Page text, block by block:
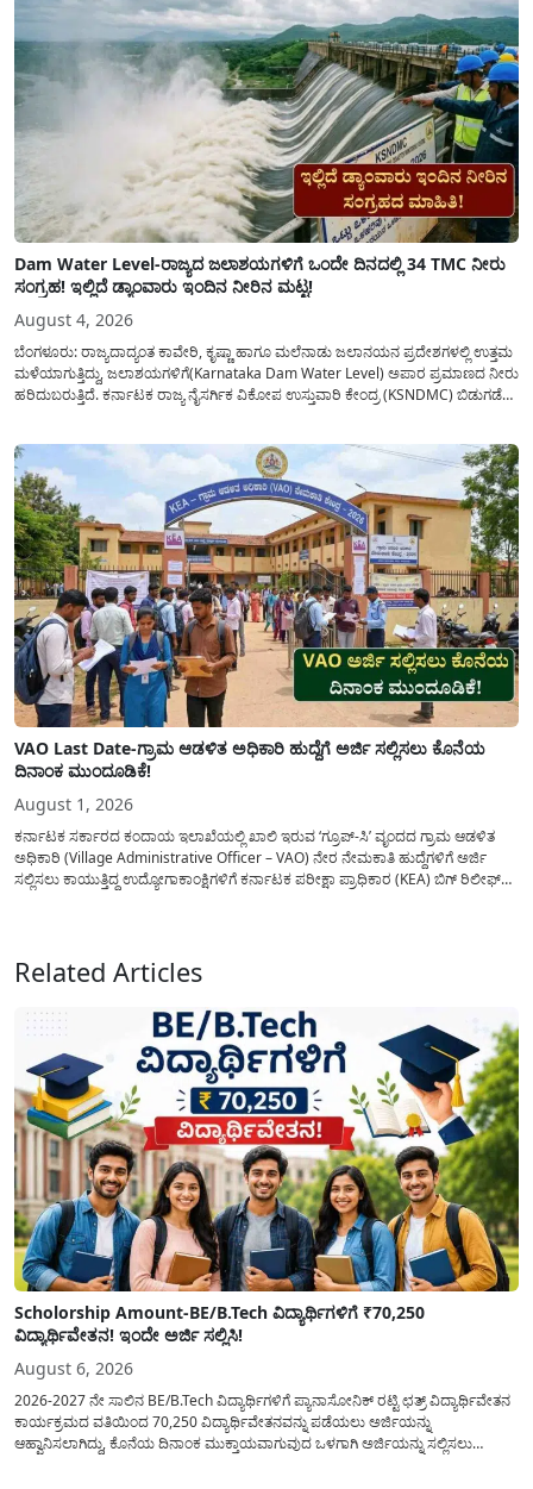
Dam Water Level-ರಾಜ್ಯದ ಜಲಾಶಯಗಳಿಗೆ ಒಂದೇ ದಿನದಲ್ಲಿ 34 TMC ನೀರು
ಸಂಗ್ರಹ! ಇಲ್ಲಿದೆ ಡ್ಯಾಂವಾರು ಇಂದಿನ ನೀರಿನ ಮಟ್ಟ!
August 4, 2026
ಬೆಂಗಳೂರು: ರಾಜ್ಯದಾದ್ಯಂತ ಕಾವೇರಿ, ಕೃಷ್ಣಾ ಹಾಗೂ ಮಲೆನಾಡು ಜಲಾನಯನ ಪ್ರದೇಶಗಳಲ್ಲಿ ಉತ್ತಮ
ಮಳೆಯಾಗುತ್ತಿದ್ದು, ಜಲಾಶಯಗಳಿಗೆ(Karnataka Dam Water Level) ಅಪಾರ ಪ್ರಮಾಣದ ನೀರು
ಹರಿದುಬರುತ್ತಿದೆ. ಕರ್ನಾಟಕ ರಾಜ್ಯ ನೈಸರ್ಗಿಕ ವಿಕೋಪ ಉಸ್ತುವಾರಿ ಕೇಂದ್ರ (KSNDMC) ಬಿಡುಗಡೆ
VAO Last Date-ಗ್ರಾಮ ಆಡಳಿತ ಅಧಿಕಾರಿ ಹುದ್ದೆಗೆ ಅರ್ಜಿ ಸಲ್ಲಿಸಲು ಕೊನೆಯ
ದಿನಾಂಕ ಮುಂದೂಡಿಕೆ!
August 1, 2026
ಕರ್ನಾಟಕ ಸರ್ಕಾರದ ಕಂದಾಯ ಇಲಾಖೆಯಲ್ಲಿ ಖಾಲಿ ಇರುವ ‘ಗ್ರೂಪ್-ಸಿ’ ವೃಂದದ ಗ್ರಾಮ ಆಡಳಿತ
ಅಧಿಕಾರಿ (Village Administrative Officer – VAO) ನೇರ ನೇಮಕಾತಿ ಹುದ್ದೆಗಳಿಗೆ ಅರ್ಜಿ
ಸಲ್ಲಿಸಲು ಕಾಯುತ್ತಿದ್ದ ಉದ್ಯೋಗಾಕಾಂಕ್ಷಿಗಳಿಗೆ ಕರ್ನಾಟಕ ಪರೀಕ್ಷಾ ಪ್ರಾಧಿಕಾರ (KEA) ಬಿಗ್ ರಿಲೀಫ್
Related Articles
Scholorship Amount-BE/B.Tech ವಿದ್ಯಾರ್ಥಿಗಳಿಗೆ ₹70,250
ವಿದ್ಯಾರ್ಥಿವೇತನ! ಇಂದೇ ಅರ್ಜಿ ಸಲ್ಲಿಸಿ!
August 6, 2026
2026-2027 ನೇ ಸಾಲಿನ BE/B.Tech ವಿದ್ಯಾರ್ಥಿಗಳಿಗೆ ಪ್ಯಾನಾಸೋನಿಕ್ ರಟ್ಟಿ ಛತ್ರ್ ವಿದ್ಯಾರ್ಥಿವೇತನ
ಕಾರ್ಯಕ್ರಮದ ವತಿಯಿಂದ 70,250 ವಿದ್ಯಾರ್ಥಿವೇತನವನ್ನು ಪಡೆಯಲು ಅರ್ಜಿಯನ್ನು
ಆಹ್ವಾನಿಸಲಾಗಿದ್ದು, ಕೊನೆಯ ದಿನಾಂಕ ಮುಕ್ತಾಯವಾಗುವುದ ಒಳಗಾಗಿ ಅರ್ಜಿಯನ್ನು ಸಲ್ಲಿಸಲು